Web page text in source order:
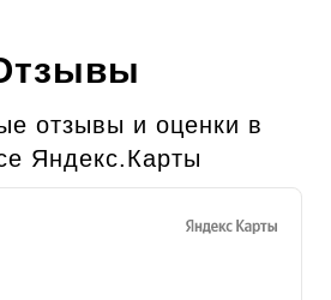
отзывы и оценки в
Яндекс.Карты